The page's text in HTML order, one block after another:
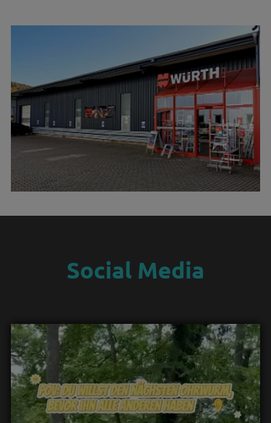
Social Media